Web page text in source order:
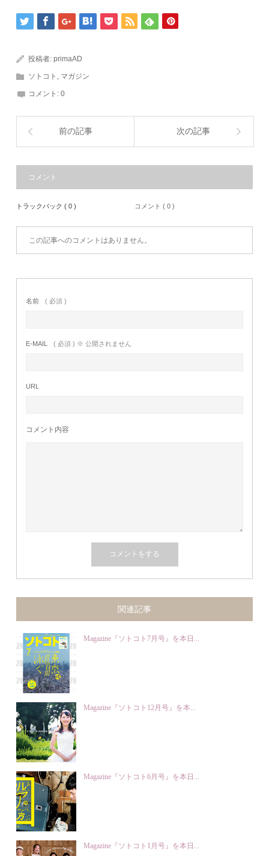
投稿者:primaAD
ソトコト , マガジン
コメント:0
前の記事 次の記事
コメント
トラックバック ( 0 ) コメント ( 0 )
この記事へのコメントはありません。
名前 ( 必須 )
E-MAIL ( 必須 ) ※ 公開されません
URL
コメント内容
関連記事
Magazine『ソトコト7月号』を本日...
Magazine『ソトコト12月号』を本...
Magazine『ソトコト6月号』を本日...
Magazine『ソトコト1月号』を本日...